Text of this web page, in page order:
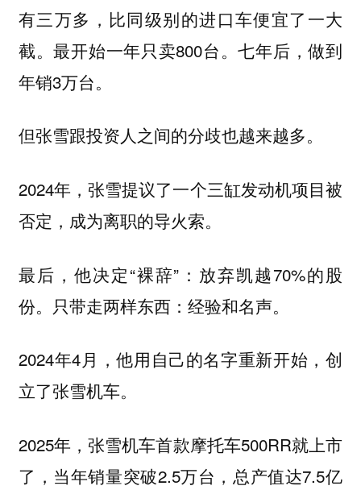
有三万多，比同级别的进口车便宜了一大
截。最开始一年只卖800台。七年后，做到
年销3万台。
但张雪跟投资人之间的分歧也越来越多。
2024年，张雪提议了一个三缸发动机项目被
否定，成为离职的导火索。
最后，他决定“裸辞”：放弃凯越70%的股
份。只带走两样东西：经验和名声。
2024年4月，他用自己的名字重新开始，创
立了张雪机车。
2025年，张雪机车首款摩托车500RR就上市
了，当年销量突破2.5万台，总产值达7.5亿